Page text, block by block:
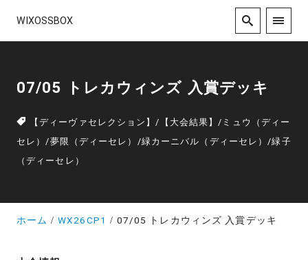
WIXOSSBOX
07/05 トレカウィンズ 入賞デッキ
【ディーヴァセレクション】/ 【大会結果】/ ミュウ（ディー
セレ）/夢限（ディーセレ） /緑カーニバル（ディーセレ）/緑子
（ディーセレ）
ホーム WX26CP1 07/05 トレカウィンズ 入賞デッキ